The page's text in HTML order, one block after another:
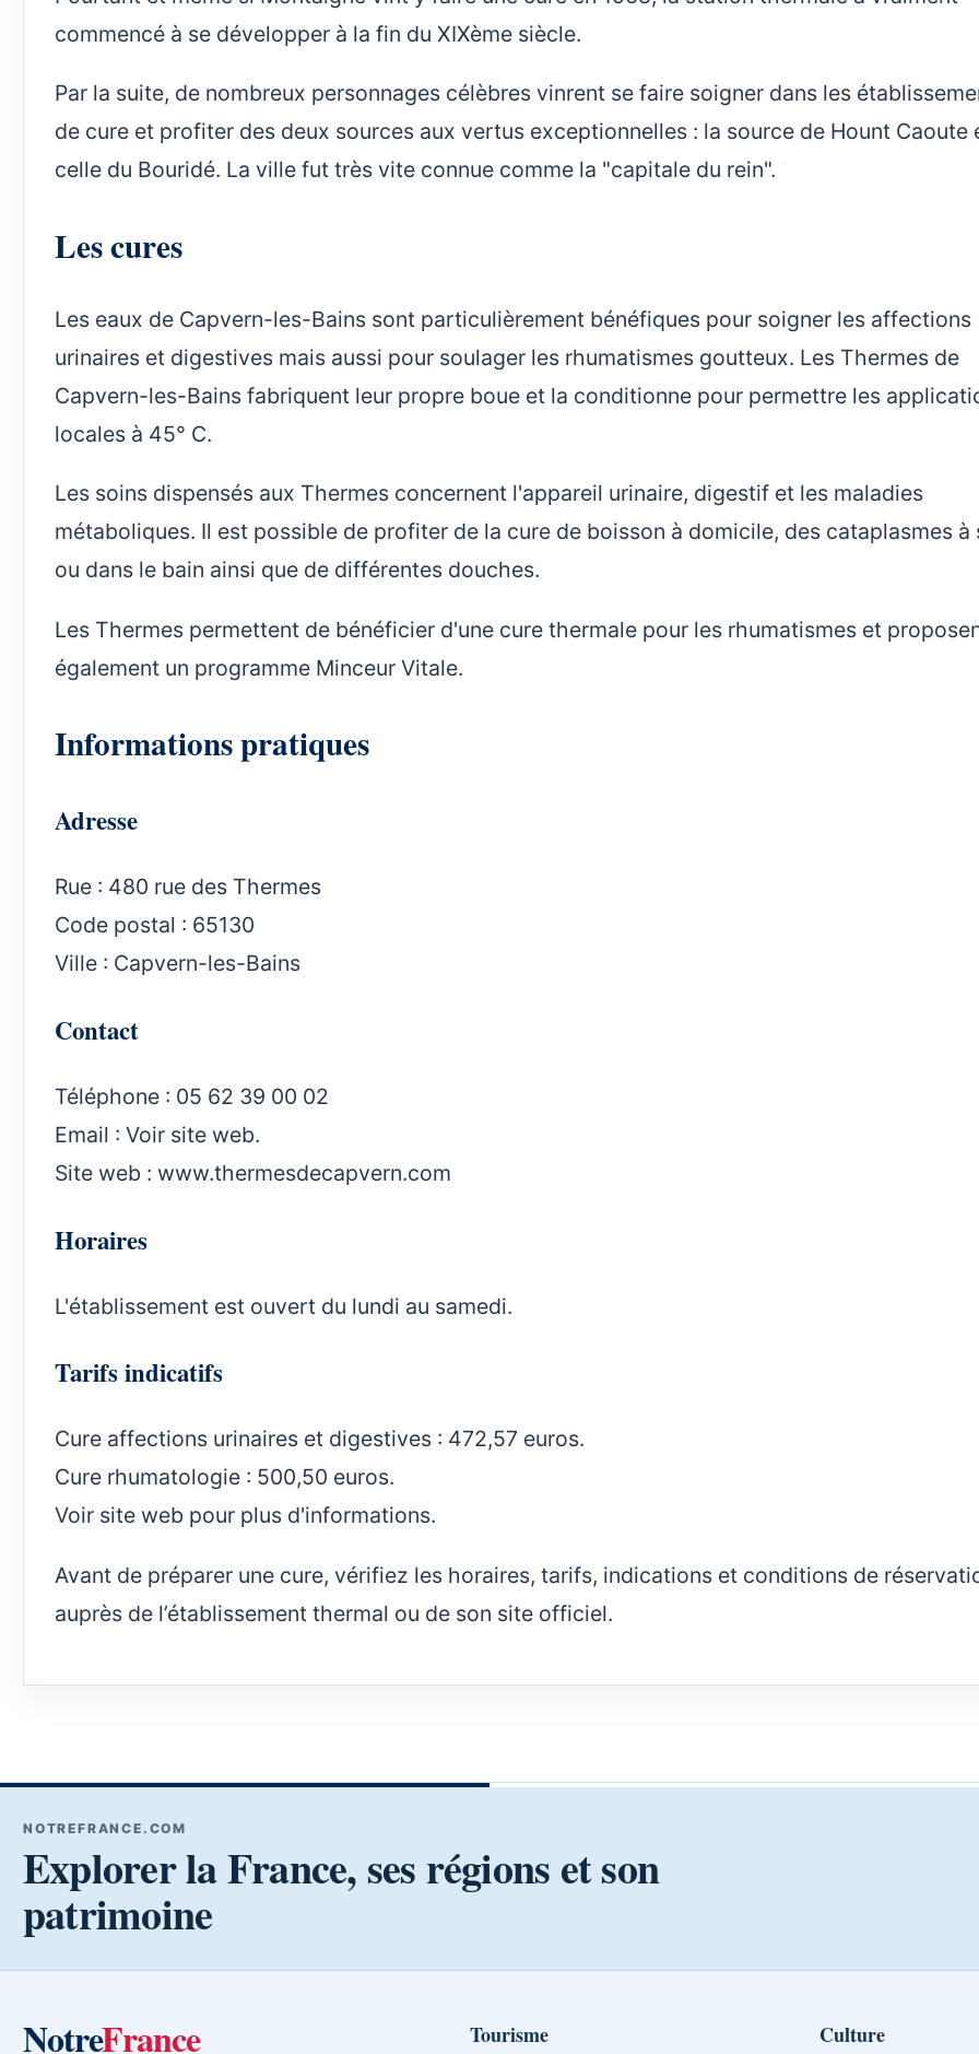
commencé à se développer à la fin du XIXème siècle.
Par la suite, de nombreux personnages célèbres vinrent se faire soigner dans les
de cure et profiter des deux sources aux vertus exceptionnelles : la source de Hount Caoute
celle du Bouridé. La ville fut très vite connue comme la "capitale du rein".
Les cures
Les eaux de Capvern-les-Bains sont particulièrement bénéfiques pour soigner les affections
urinaires et digestives mais aussi pour soulager les rhumatismes goutteux. Les Thermes de
Capvern-les-Bains fabriquent leur propre boue et la conditionne pour permettre les
locales à 45° C.
Les soins dispensés aux Thermes concernent l'appareil urinaire, digestif et les maladies
métaboliques. Il est possible de profiter de la cure de boisson à domicile, des cataplasmes à
ou dans le bain ainsi que de différentes douches.
Les Thermes permettent de bénéficier d'une cure thermale pour les rhumatismes et
également un programme Minceur Vitale.
Informations pratiques
Adresse
Rue : 480 rue des Thermes
Code postal : 65130
Ville : Capvern-les-Bains
Contact
Téléphone : 05 62 39 00 02
Email : Voir site web.
Site web : www.thermesdecapvern.com
Horaires
L'établissement est ouvert du lundi au samedi.
Tarifs indicatifs
Cure affections urinaires et digestives : 472,57 euros.
Cure rhumatologie : 500,50 euros.
Voir site web pour plus d'informations.
Avant de préparer une cure, vérifiez les horaires, tarifs, indications et conditions de
auprès de l’établissement thermal ou de son site officiel.
NOTREFRANCE.COM
Explorer la France, ses régions et son
patrimoine
NotreFrance Tourisme Culture